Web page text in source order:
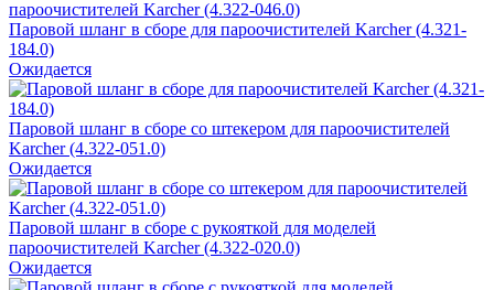
Паровой шланг в сборе для пароочистителей Karcher (4.321-
184.0)
Ожидается
Паровой шланг в сборе со штекером для пароочистителей
Karcher (4.322-051.0)
Ожидается
Паровой шланг в сборе с рукояткой для моделей
пароочистителей Karcher (4.322-020.0)
Ожидается